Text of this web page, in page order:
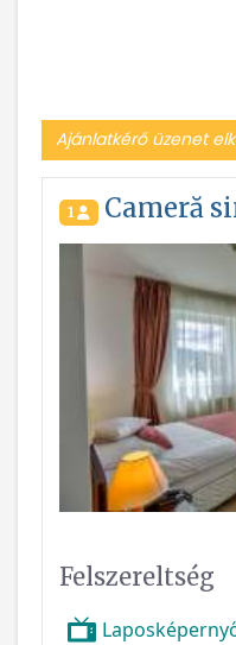
Ajánlatkérő üzenet
1 Cameră
Felszereltség